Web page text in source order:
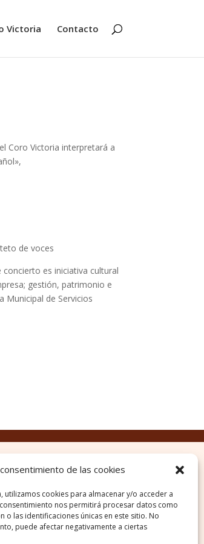
de las cookies
utilizamos cookies para almacenar y/o acceder a
nos permitirá procesar datos como
o las identificaciones únicas en este sitio. No
puede afectar negativamente a ciertas
Victoria Contacto
Coro Victoria interpretará a
de voces
concierto es iniciativa cultural
gestión, patrimonio e
Municipal de Servicios